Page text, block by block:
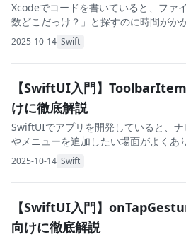
Xcodeでコードを書いていると、ファ
数どこだっけ？」と探すのに時間がか
また、「後で実装しよう」と思ったこ
2025-10-14 Swift
【SwiftUI入門】
けに徹底解説
SwiftUIでアプリを開発していると、
やメニューを追加したい場面がよくあ
するのがToolbarItemです。 本記事で
2025-10-14 Swift
【SwiftUI入門】
向けに徹底解説